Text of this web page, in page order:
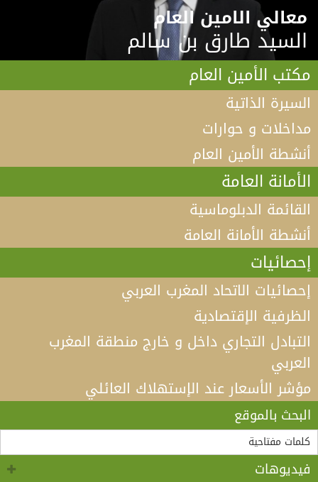
معالي الامين العام
السيد طارق بن سالم
مكتب الأمين العام
السيرة الذاتية
مداخلات و حوارات
أنشطة الأمين العام
الأمانة العامة
القائمة الدبلوماسية
أنشطة الأمانة العامة
إحصائيات
إحصائيات الاتحاد المغرب العربي
الظرفية الإقتصادية
التبادل التجاري داخل و خارج منطقة المغرب
العربي
مؤشر الأسعار عند الإستهلاك العائلي
البحث بالموقع
فيديوهات
لقاء الأمين العام لاتحاد المغرب العربي، السيد طارق بن
سالم.بالسيد وزير الشؤون الخارجية والجالية الوطنية
بالخارج، السيد أحمد عطاف
فيديو كلمة الأمين العام لاتحاد المغرب العربي أ.د الطيب
البكوش في الندوة الخامسة التي تنظمها منظمة
“مادثينك” MedThink 5+5 حول موضوع:”أي آفاق لحوار
5+5 متوسط متحول؟ تأقلم مشترك مع واقع ما بعد جائحة
كوفيد 19 “